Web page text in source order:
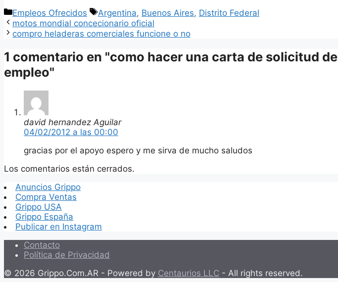
Categorías
Empleos Ofrecidos Etiquetas
Argentina, Buenos Aires, Distrito Federal
motos mondial concecionario oficial
compro heladeras comerciales funcione o no
1 comentario en "como hacer una carta de solicitud de
empleo"
david hernandez Aguilar
04/02/2012 a las 00:00
gracias por el apoyo espero y me sirva de mucho saludos
Los comentarios están cerrados.
Anuncios Grippo
Compra Ventas
Grippo USA
Grippo España
Publicar en Instagram
Contacto
Política de Privacidad
© 2026 Grippo.Com.AR - Powered by Centaurios LLC - All rights reserved.